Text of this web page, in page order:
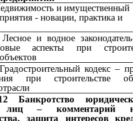
и имущественный
- новации, практика и
и водное
аспекты при
кодекс –
при строительстве
Банкротство
лиц – комментарий
защита интересов